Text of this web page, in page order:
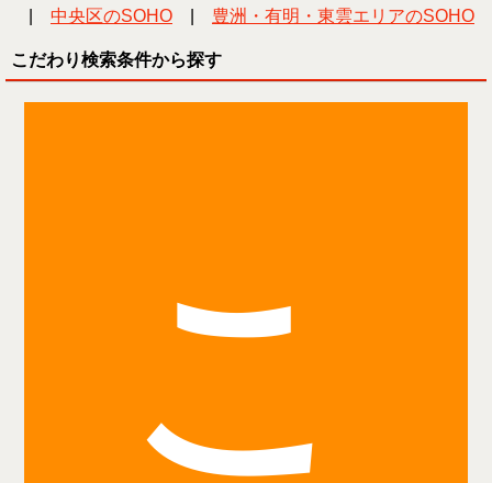
中央区のSOHO 豊洲・有明・東雲エリアのSOHO
こだわり検索条件から探す
こ